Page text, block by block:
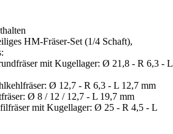
HM-Fräser-Set (1/4 Schaft),
mit Kugellager: Ø 21,8 - R 6,3 - L
Ø 12,7 - R 6,3 - L 12,7 mm
Ø 8 / 12 / 12,7 - L 19,7 mm
mit Kugellager: Ø 25 - R 4,5 - L